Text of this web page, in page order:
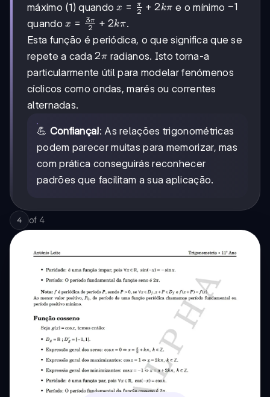
máximo (1) quandox=\frac{\pi}
{2}+2k\pi
x = 2
π + 2kπ e o mínimo -1
−1
quandox=\frac{3\pi}
{2}+2k\pi
x = 2
3π + 2kπ.
Esta função é periódica, o que significa que se
repete a cada2\pi
2π radianos. Isto torna-a
particularmente útil para modelar fenómenos
cíclicos como ondas, marés ou correntes
alternadas.
💪 Confiança!: As relações trigonométricas
podem parecer muitas para memorizar, mas
com prática conseguirás reconhecer
padrões que facilitam a sua aplicação.
4 of 4